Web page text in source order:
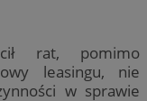
rat, pomimo
leasingu, nie
w sprawie